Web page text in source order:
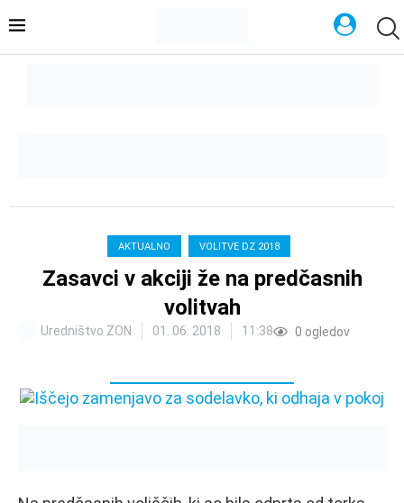
AKTUALNO VOLITVE DZ 2018
Zasavci v akciji že na predčasnih
volitvah
Uredništvo ZON 01. 06. 2018 11:38 0 ogledov